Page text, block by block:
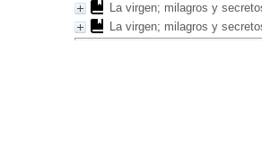
La virgen; milagros y
La virgen; milagros y